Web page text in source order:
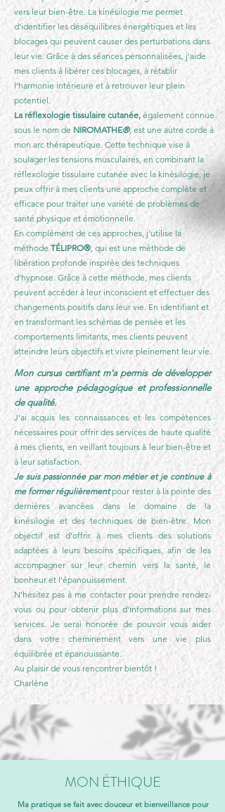
vers leur bien-être. La kinésilogie me permet
d'identifier les déséquilibres énergétiques et les
blocages qui peuvent causer des perturbations dans
leur vie. Grâce à des séances personnalisées, j'aide
mes clients à libérer ces blocages, à rétablir
l'harmonie intérieure et à retrouver leur plein
potentiel.
La réflexologie tissulaire cutanée, également connue
sous le nom de NIROMATHE®, est une autre corde à
mon arc thérapeutique. Cette technique vise à
soulager les tensions musculaires, en combinant la
réflexologie tissulaire cutanée avec la kinésilogie, je
peux offrir à mes clients une approche complète et
efficace pour traiter une variété de problèmes de
santé physique et émotionnelle.
En complément de ces approches, j'utilise la
méthode TÉLIPRO®, qui est une méthode de
libération profonde inspirée des techniques
d'hypnose. Grâce à cette méthode, mes clients
peuvent accéder à leur inconscient et effectuer des
changements positifs dans leur vie. En identifiant et
en transformant les schémas de pensée et les
comportements limitants, mes clients peuvent
atteindre leurs objectifs et vivre pleinement leur vie.
Mon cursus certifiant m'a permis de développer
une approche pédagogique et professionnelle
de qualité.
J'ai acquis les connaissances et les compétences
nécessaires pour offrir des services de haute qualité
à mes clients, en veillant toujours à leur bien-être et
à leur satisfaction.
Je suis passionnée par mon métier et je continue à
me former régulièrementpour rester à la pointe des
dernières avancées dans le domaine de la
kinésilogie et des techniques de bien-être. Mon
objectif est d'offrir à mes clients des solutions
adaptées à leurs besoins spécifiques, afin de les
accompagner sur leur chemin vers la santé, le
bonheur et l'épanouissement.
N'hésitez pas à me contacter pour prendre rendez-
vous ou pour obtenir plus d'informations sur mes
services. Je serai honorée de pouvoir vous aider
dans votre cheminement vers une vie plus
équilibrée et épanouissante.
Au plaisir de vous rencontrer bientôt !
Charlène
MON ÉTHIQUE
Ma pratique se fait avec douceur et bienveillance pour